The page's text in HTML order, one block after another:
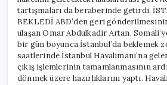
tartışmaları da beraberinde getirdi.
BEKLEDİ ABD’den geri
ulaşan Omar Abdulkadir Artan,
bir gün boyunca İstanbul’da beklemek
saatlerinde İstanbul Havalimanı’na
çıkış işlemlerinin tamamlanmasının
dönmek üzere hazırlıklarını yaptı.